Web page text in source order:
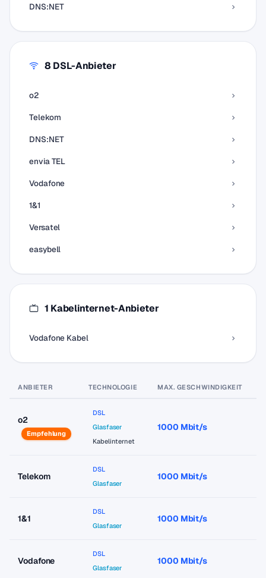
DNS:NET
8 DSL-Anbieter
o2
Telekom
DNS:NET
envia TEL
Vodafone
1&1
Versatel
easybell
1 Kabelinternet-Anbieter
Vodafone Kabel
ANBIETER TECHNOLOGIE MAX. GESCHWINDIGKEIT
o2
Empfehlung
DSL
Glasfaser
Kabelinternet
1000 Mbit/s
Telekom
DSL
Glasfaser
1000 Mbit/s
1&1
DSL
Glasfaser
1000 Mbit/s
Vodafone
DSL
Glasfaser
1000 Mbit/s